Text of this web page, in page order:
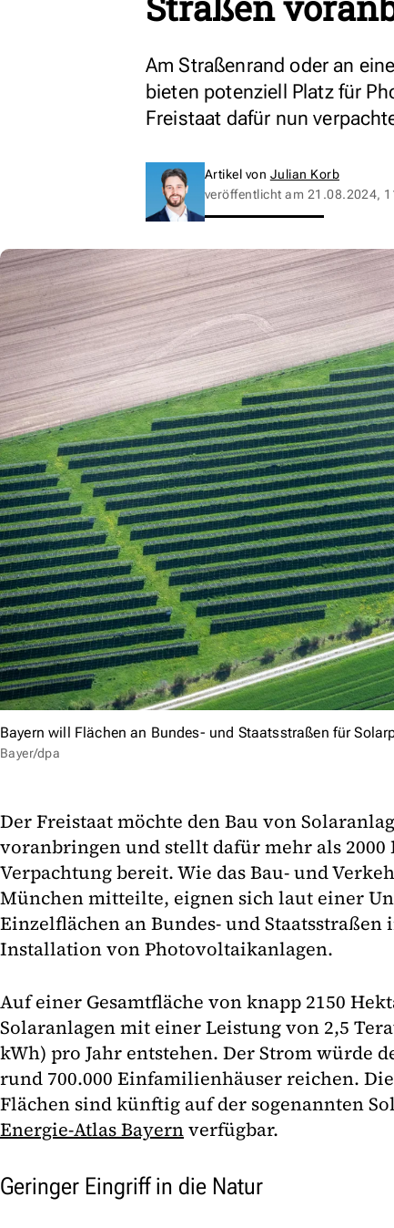
Am Straßenrand oder an
bieten potenziell Platz für
Freistaat dafür nun
Artikel von Julian Korb
veröffentlicht am 21.08.2024,
Bayern will Flächen an Bundes- und Staatsstraßen für
Bayer/dpa
Der Freistaat möchte den Bau von
voranbringen und stellt dafür mehr als 2000
Verpachtung bereit. Wie das Bau- und
München mitteilte, eignen sich laut einer
Einzelflächen an Bundes- und
Installation von Photovoltaikanlagen.
Auf einer Gesamtfläche von knapp 2150
Solaranlagen mit einer Leistung von 2,5
kWh) pro Jahr entstehen. Der Strom würde
rund 700.000 Einfamilienhäuser reichen.
Flächen sind künftig auf der sogenannten
Energie-Atlas Bayernverfügbar.
Geringer Eingriff in die Natur